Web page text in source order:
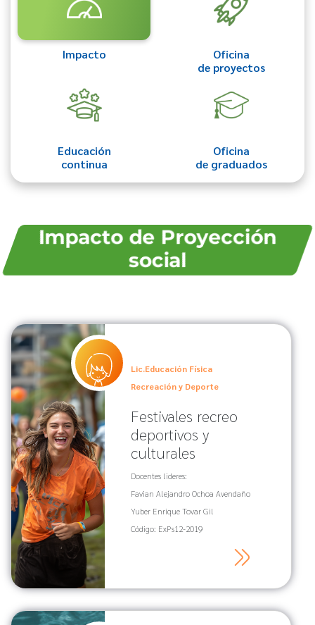
Impacto
Oficina
de proyectos
Educación
continua
Oficina
de graduados
Impacto de Proyección
social
Lic.Educación Física
Recreación y Deporte
Festivales recreo
deportivos y
culturales
Docentes lideres:
Favian Alejandro Ochoa Avendaño
Yuber Enrique Tovar Gil
Código: ExPs12-2019